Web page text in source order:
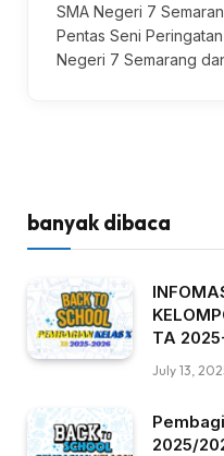
SMA Negeri 7
Pentas Seni
Negeri 7 Semarang
banyak dibaca
TA
July 13,
2025/